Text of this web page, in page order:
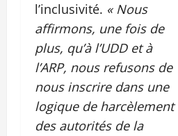
l’inclusivité. « Nous
affirmons, une fois de
plus, qu’à l’UDD et à
l’ARP, nous refusons de
nous inscrire dans une
logique de harcèlement
des autorités de la